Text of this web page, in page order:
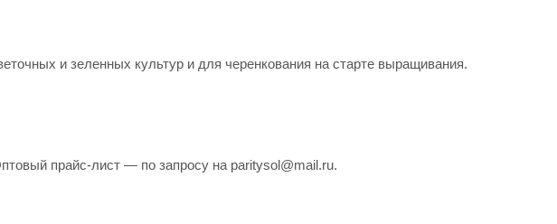
и зеленных культур и для черенкования на старте выращивания.
прайс-лист — по запросу на paritysol@mail.ru.